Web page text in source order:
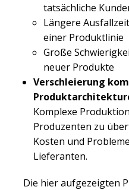
tatsächliche
Längere
einer Produktlinie
Große
neuer Produkte
Verschleierung
Komplexe
Produzenten zu
Kosten und
Lieferanten.
Die hier aufgezeigten